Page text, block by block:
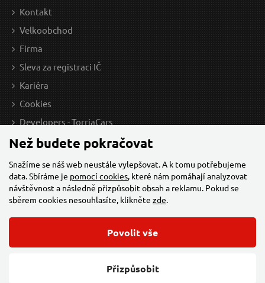
Kontakt
Velkoobchod
Firma
Sleva za registraci IČ
Kariéra
Cookies
Developers - TorriaCars
Změnit nastavení cookies
Než budete pokračovat
Snažíme se náš web neustále vylepšovat. A k tomu potřebujeme
data. Sbíráme je pomocí cookies, které nám pomáhají analyzovat
návštěvnost a následně přizpůsobit obsah a reklamu. Pokud se
sběrem cookies nesouhlasíte, klikněte zde.
Přizpůsobit
Povolit vše